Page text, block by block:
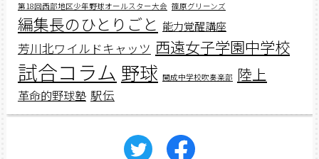
第18回西部地区少年野球オールスター大会 篠原グリーンズ
編集長のひとりごと 能力覚醒講座
芳川北ワイルドキャッツ 西遠女子学園中学校
試合コラム 野球 開成中学校吹奏楽部 陸上
革命的野球塾 駅伝